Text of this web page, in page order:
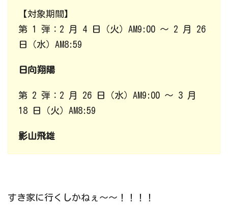
【対象期間】
第 1 弾：2 月 4 日（火）AM9:00 ～ 2 月 26
日（水）AM8:59
日向翔陽
第 2 弾：2 月 26 日（水）AM9:00 ～ 3 月
18 日（火）AM8:59
影山飛雄
すき家に行くしかねぇ～～！！！！